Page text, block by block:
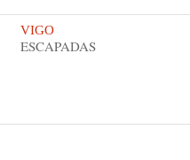
VIGO
ESCAPADAS